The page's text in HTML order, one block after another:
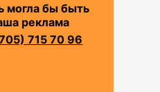
могла бы быть
реклама
715 70 96